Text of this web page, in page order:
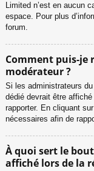
Limited n’est en aucun
espace. Pour plus
forum.
Comment puis-je
modérateur ?
Si les administrateurs
dédié devrait être
rapporter. En cliquant
nécessaires afin de
À quoi sert le
affiché lors de la